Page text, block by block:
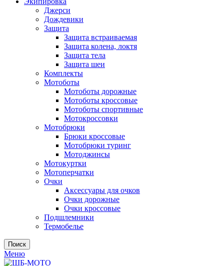
Джерси
Дождевики
Защита
Защита встраиваемая
Защита колена, локтя
Защита тела
Защита шеи
Комплекты
Мотоботы
Мотоботы дорожные
Мотоботы кроссовые
Мотоботы спортивные
Мотокроссовки
Мотобрюки
Брюки кроссовые
Мотобрюки туринг
Мотоджинсы
Мотокуртки
Мотоперчатки
Очки
Аксессуары для очков
Очки дорожные
Очки кроссовые
Подшлемники
Термобелье
Поиск
Меню